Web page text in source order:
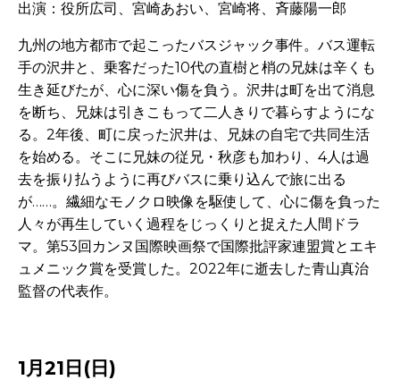
出演：役所広司、宮崎あおい、宮崎将、斉藤陽一郎
九州の地方都市で起こったバスジャック事件。バス運転
手の沢井と、乗客だった10代の直樹と梢の兄妹は辛くも
生き延びたが、心に深い傷を負う。沢井は町を出て消息
を断ち、兄妹は引きこもって二人きりで暮らすようにな
る。 2年後、町に戻った沢井は、兄妹の自宅で共同生活
を始める。そこに兄妹の従兄・秋彦も加わり、 4人は過
去を振り払うように再びバスに乗り込んで旅に出る
が……。繊細なモノクロ映像を駆使して、心に傷を負った
人々が再生していく過程をじっくりと捉えた人間ドラ
マ。第53回カンヌ国際映画祭で国際批評家連盟賞とエキ
ュメニック賞を受賞した。 2022年に逝去した青山真治
監督の代表作。
1月21 日(日)